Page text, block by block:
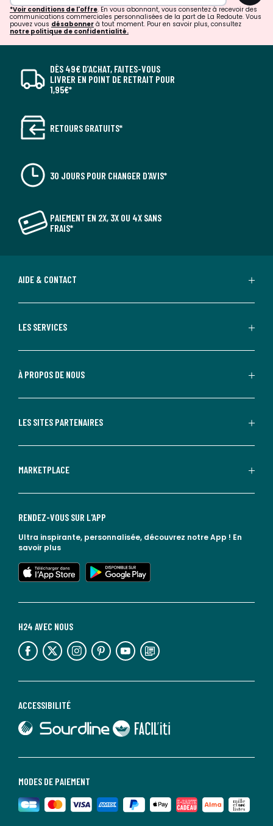
*Voir conditions de l'offre. En vous abonnant, vous consentez à recevoir des
communications commerciales personnalisées de la part de La Redoute. Vous
pouvez vous désabonner à tout moment. Pour en savoir plus, consultez
notre politique de confidentialité.
DÈS 49€ D’ACHAT, FAITES-VOUS
LIVRER EN POINT DE RETRAIT POUR
1,95€*
RETOURS GRATUITS*
30 JOURS POUR CHANGER D'AVIS*
PAIEMENT EN 2X, 3X OU 4X SANS
FRAIS*
AIDE & CONTACT
LES SERVICES
À PROPOS DE NOUS
LES SITES PARTENAIRES
MARKETPLACE
MODES DE PAIEMENT
ACCESSIBILITÉ
lien vers Sourdline
lien vers Faciliti
H24 AVEC NOUS
lien vers l'espace réseaux sociaux lien vers l'espace réseaux sociaux lien vers l'espace réseaux sociaux lien vers l'espace réseaux sociaux lien vers l'espace réseaux sociaux lien vers le blog la redoute
RENDEZ-VOUS SUR L'APP
Ultra inspirante, personnalisée, découvrez notre App ! En
savoir plus
lien vers l'app store
lien vers google play